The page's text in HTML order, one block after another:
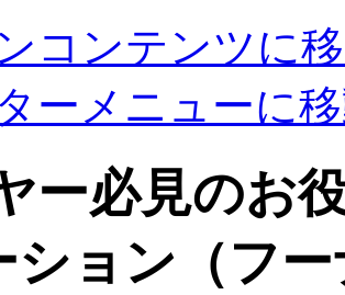
コンテンツに
ーメニューに